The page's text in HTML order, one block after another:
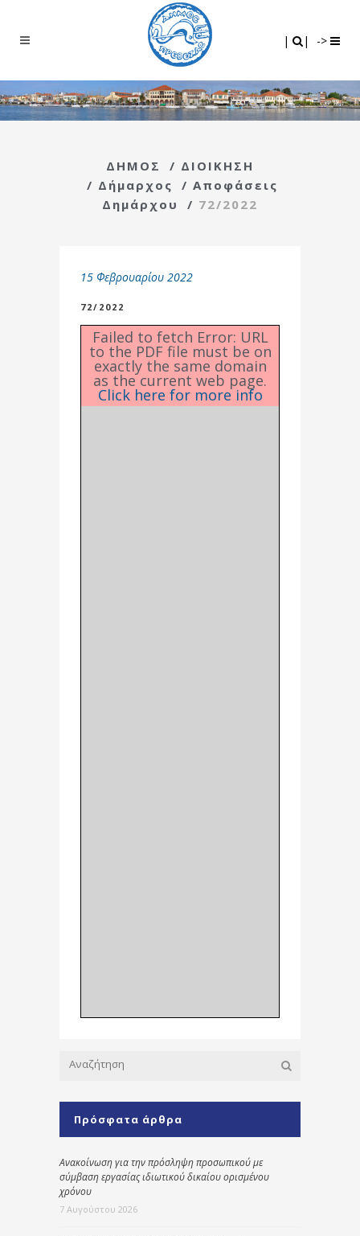
| | ->
ΔΗΜΟΣ / ΔΙΟΙΚΗΣΗ
/ Δήμαρχος / Αποφάσεις
Δημάρχου
/ 72/2022
15 Φεβρουαρίου 2022
72/2022
Failed to fetch Error: URL
to the PDF file must be on
exactly the same domain
as the current web page.
Click here for more info
Πρόσφατα άρθρα
Ανακοίνωση για την πρόσληψη προσωπικού με
σύμβαση εργασίας ιδιωτικού δικαίου ορισμένου
χρόνου
7 Αυγούστου 2026